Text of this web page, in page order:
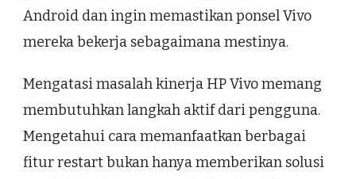
Android dan ingin memastikan ponsel Vivo
mereka bekerja sebagaimana mestinya.
Mengatasi masalah kinerja HP Vivo memang
membutuhkan langkah aktif dari pengguna.
Mengetahui cara memanfaatkan berbagai
fitur restart bukan hanya memberikan solusi